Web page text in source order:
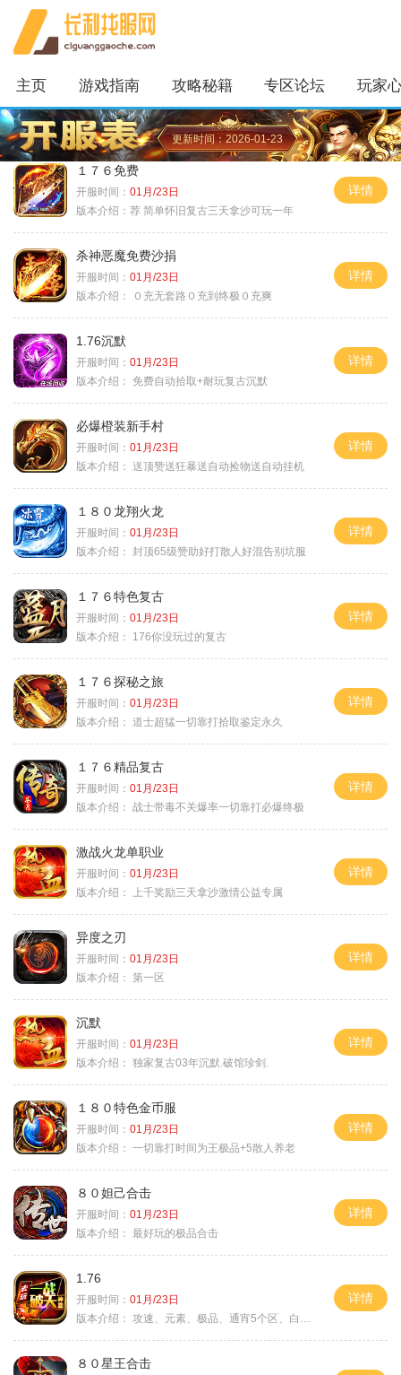
主页 游戏指南 攻略秘籍 专区论坛 玩家
更新时间：2026-01-23
１７６免费
开服时间： 01月/23日
版本介绍： 荐 简单怀旧复古三天拿沙可玩一年
详情
杀神恶魔免费沙捐
开服时间： 01月/23日
版本介绍：
０充无套路０充到终极０充爽
详情
1.76沉默
开服时间： 01月/23日
版本介绍： 免费自动拾取+耐玩复古沉默
详情
必爆橙装新手村
开服时间： 01月/23日
版本介绍： 送顶赞送狂暴送自动捡物送自动挂机
详情
１８０龙翔火龙
开服时间： 01月/23日
版本介绍： 封顶65级赞助好打散人好混告别坑服
详情
１７６特色复古
开服时间： 01月/23日
版本介绍：
176你没玩过的复古
详情
１７６探秘之旅
开服时间： 01月/23日
版本介绍： 道士超猛一切靠打拾取鉴定永久
详情
１７６精品复古
开服时间： 01月/23日
版本介绍： 战士带毒不关爆率一切靠打必爆终极
详情
激战火龙单职业
开服时间： 01月/23日
版本介绍：
上千奖励三天拿沙激情公益专属
详情
异度之刃
开服时间： 01月/23日
版本介绍： 第一区
详情
沉默
开服时间： 01月/23日
版本介绍： 独家复古03年沉默.破馆珍剑.
详情
１８０特色金币服
开服时间： 01月/23日
版本介绍： 一切靠打时间为王极品+5散人养老
详情
８０妲己合击
开服时间： 01月/23日
版本介绍： 最好玩的极品合击
详情
1.76
开服时间： 01月/23日
版本介绍： 攻速、元素、极品、通宵5个区、白天10个区
详情
８０星王合击